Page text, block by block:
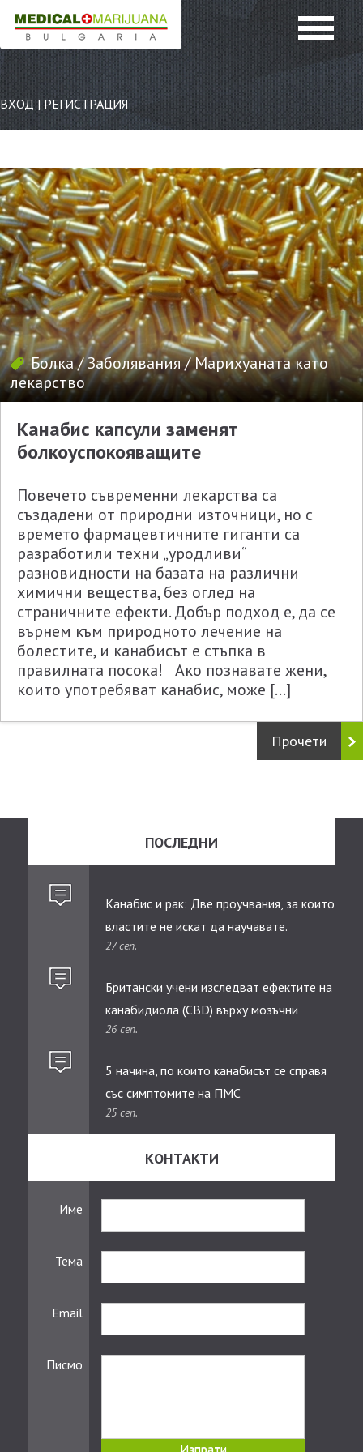
ВХОД | РЕГИСТРАЦИЯ
Болка/Заболявания/Марихуаната като
лекарство
Канабис капсули заменят
болкоуспокояващите
Повечето съвременни лекарства са
създадени от природни източници, но с
времето фармацевтичните гиганти са
разработили техни „уродливи“
разновидности на базата на различни
химични вещества, без оглед на
страничните ефекти. Добър подход е, да се
върнем към природното лечение на
болестите, и канабисът е стъпка в
правилната посока! Ако познавате жени,
които употребяват канабис, може […]
Прочети
ПОСЛЕДНИ
Канабис и рак: Две проучвания, за които
властите не искат да научавате.
27 сеп.
Британски учени изследват ефектите на
канабидиолa (CBD) върху мозъчни
тумори при деца
26 сеп.
5 начина, по които канабисът се справя
със симптомите на ПМС
25 сеп.
КОНТАКТИ
Име
Тема
Email
Писмо